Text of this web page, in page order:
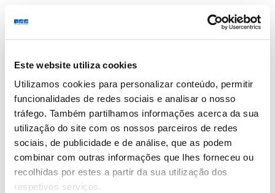
Este website utiliza cookies
Utilizamos cookies para personalizar conteúdo, permitir
funcionalidades de redes sociais e analisar o nosso
tráfego. Também partilhamos informações acerca da sua
utilização do site com os nossos parceiros de redes
sociais, de publicidade e de análise, que as podem
combinar com outras informações que lhes forneceu ou
recolhidas por estes a partir da sua utilização dos
respetivos serviços.
Quick Links
For Candidates
For Employers
Newsletter